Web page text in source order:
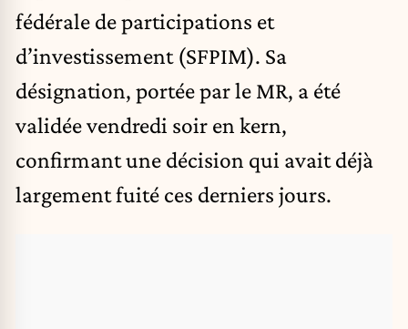
fédérale de participations et
d’investissement (SFPIM). Sa
désignation, portée par le MR, a été
validée vendredi soir en kern,
confirmant une décision qui avait déjà
largement fuité ces derniers jours.